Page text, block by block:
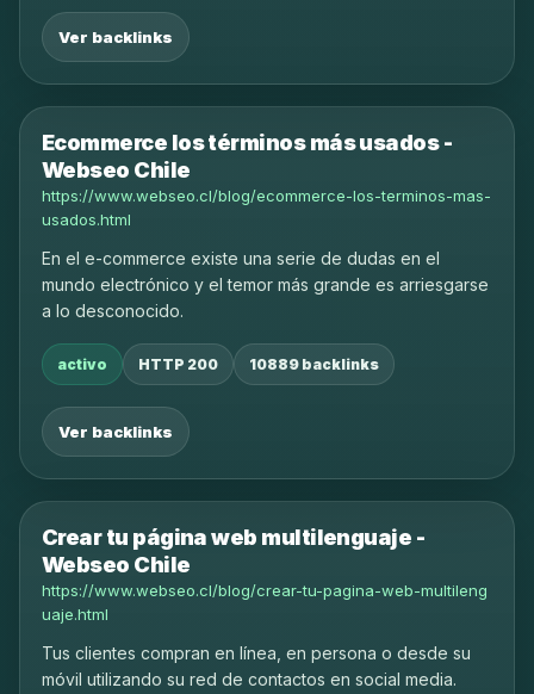
Ver backlinks
Ecommerce los términos más usados -
Webseo Chile
https://www.webseo.cl/blog/ecommerce-los-terminos-mas-
usados.html
En el e-commerce existe una serie de dudas en el
mundo electrónico y el temor más grande es arriesgarse
a lo desconocido.
activo HTTP 200 10889 backlinks
Ver backlinks
Crear tu página web multilenguaje -
Webseo Chile
https://www.webseo.cl/blog/crear-tu-pagina-web-multileng
uaje.html
Tus clientes compran en línea, en persona o desde su
móvil utilizando su red de contactos en social media.